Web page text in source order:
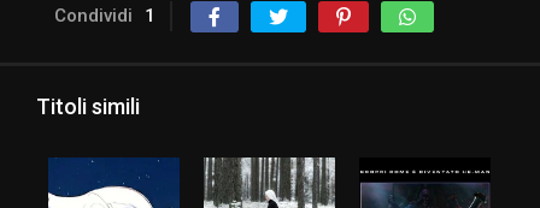
Condividi 1
Titoli simili